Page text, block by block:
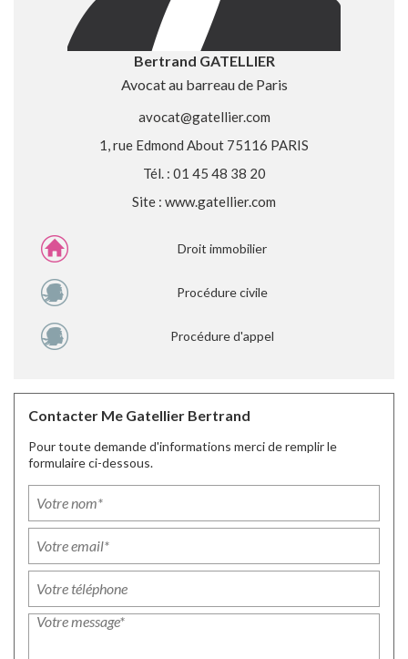
Bertrand GATELLIER
Avocat au barreau de Paris
avocat@gatellier.com
1, rue Edmond About 75116 PARIS
Tél. : 01 45 48 38 20
Site : www.gatellier.com
Droit immobilier
Procédure civile
Procédure d'appel
Contacter Me Gatellier Bertrand
Pour toute demande d'informations merci de remplir le
formulaire ci-dessous.